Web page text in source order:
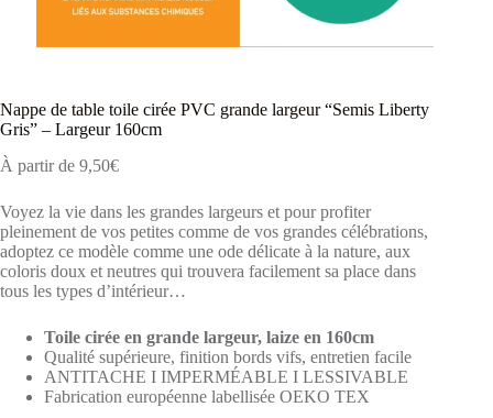
Nappe de table toile cirée PVC grande largeur “Semis Liberty
Gris” – Largeur 160cm
À partir de 9,50€
Voyez la vie dans les grandes largeurs et pour profiter
pleinement de vos petites comme de vos grandes célébrations,
adoptez ce modèle comme une ode délicate à la nature, aux
coloris doux et neutres qui trouvera facilement sa place dans
tous les types d’intérieur…
Toile cirée en grande largeur, laize en 160cm
Qualité supérieure, finition bords vifs, entretien facile
ANTITACHE I IMPERMÉABLE I LESSIVABLE
Fabrication européenne labellisée OEKO TEX